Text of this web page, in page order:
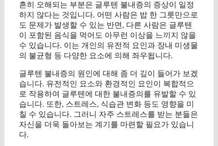
흔히 오해되는 부분은 글루텐 불내증의 증상이 일정
하지 않다는 것입니다. 어떤 사람은 밥 한 그릇만으로
도 문제가 발생할 수 있는 반면, 다른 사람은 글루텐
이 포함된 음식을 먹어도 아무런 이상을 느끼지 않을
수 있습니다. 이는 개인의 유전적 요인과 장내 미생물
의 불균형 등 다양한 요소에 의해 좌우됩니다.
글루텐 불내증의 원인에 대해 좀 더 깊이 들어가 보겠
습니다. 유전적인 요소와 환경적인 요인이 복합적으
로 작용하여 글루텐에 대한 불내증의를 유발할 수 있
습니다. 또한, 스트레스, 식습관 변화 등도 영향을 미
칠 수 있습니다. 그러니 자주 스트레스를 받는 분들은
자신을 더욱 돌아보는 계기를 마련할 필요가 있습니
다.